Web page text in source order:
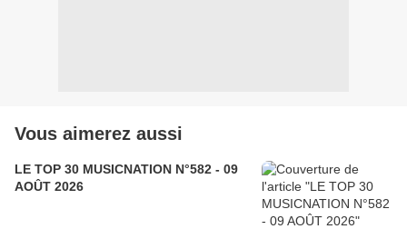
Vous aimerez aussi
LE TOP 30 MUSICNATION N°582 - 09
AOÛT 2026